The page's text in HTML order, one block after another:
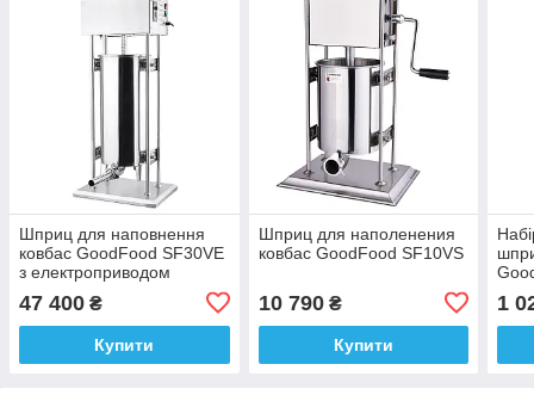
Шприц для наповнення
ковбас GoodFood SF30VE
з електроприводом
47 400 ₴
Купити
Шприц для наполенения
ковбас GoodFood SF10VS
10 790₴
Купити
1